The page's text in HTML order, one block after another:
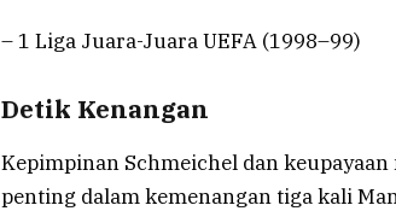
– 1 Liga Juara-Juara UEFA (1998–99)
Detik Kenangan
Kepimpinan Schmeichel dan
penting dalam kemenangan tiga kali